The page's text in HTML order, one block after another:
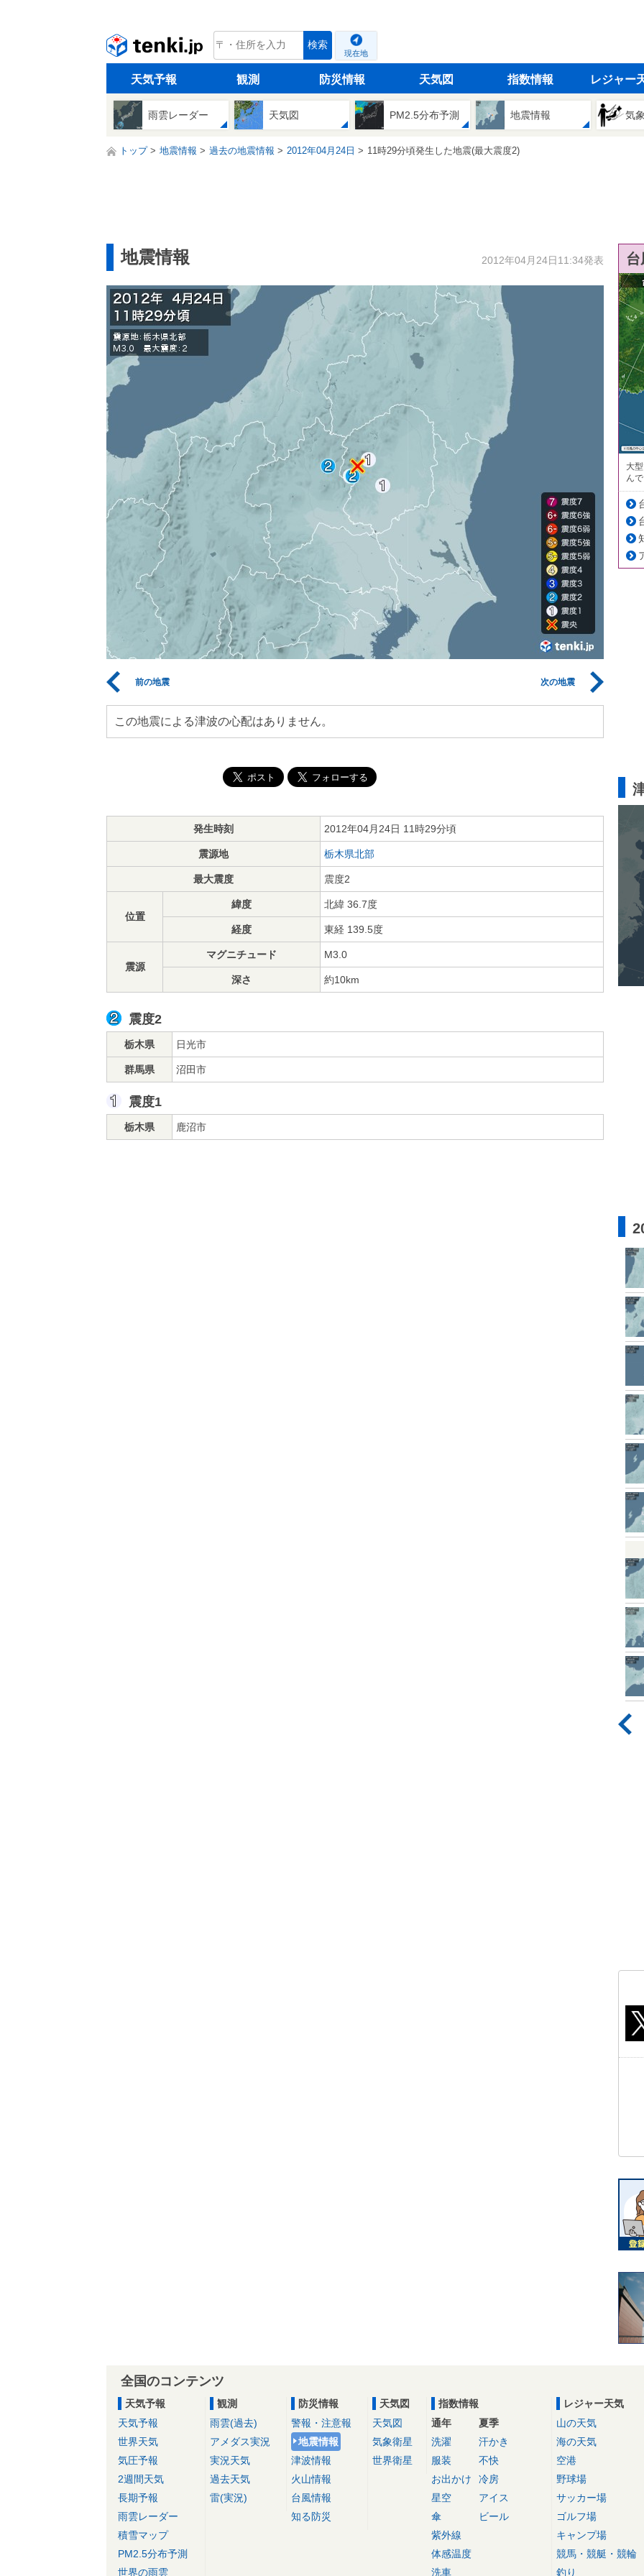
tenki.jp 検索
現在地
天気予報 観測 防災情報 天気図 指数情報 レジャー
雨雲レーダー 天気図 PM2.5分布予測 地震情報 気
トップ 地震情報 過去の地震情報 2012年04月24日 11時29分頃発生した地震(最大震度2)
地震情報 2012年04月24日11:34発表
前の地震 次の地震
この地震による津波の心配はありません。
発生時刻 2012年04月24日 11時29分頃
震源地 栃木県北部
最大震度 震度2
位置
緯度 北緯 36.7度
経度 東経 139.5度
震源
マグニチュード M3.0
深さ 約10km
震度2
栃木県 日光市
群馬県 沼田市
震度1
栃木県 鹿沼市
大
ん
全国のコンテンツ
天気予報
天気予報
世界天気
気圧予報
2週間天気
長期予報
雨雲レーダー
積雪マップ
PM2.5分布予測
世界の雨雲
観測
雨雲(過去)
アメダス実況
実況天気
過去天気
雷(実況)
防災情報
警報・注意報
地震情報
津波情報
火山情報
台風情報
知る防災
天気図
天気図
気象衛星
世界衛星
指数情報
通年
洗濯
服装
お出かけ
星空
傘
紫外線
体感温度
洗車
夏季
汗かき
不快
冷房
アイス
ビール
レジャー天気
山の天気
海の天気
空港
野球場
サッカー場
ゴルフ場
キャンプ場
競馬・競艇・競輪
釣り